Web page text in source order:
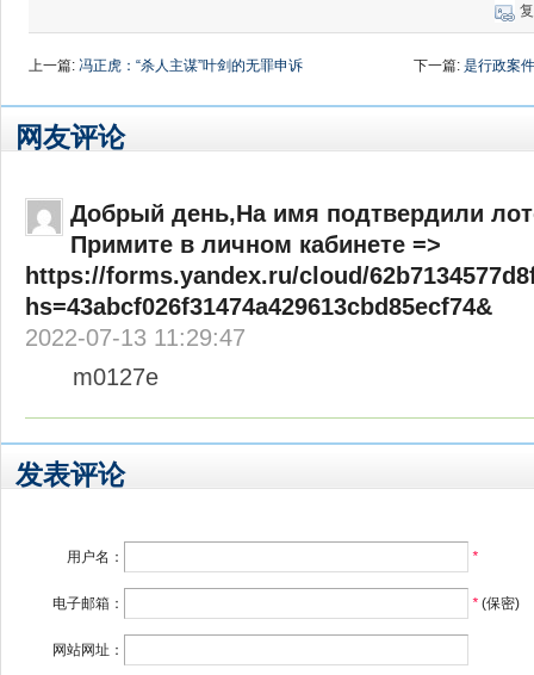
上一篇: 冯正虎：“杀人主谋”叶剑的无罪申诉 下一篇: 是行政案
网友评论
Добрый день,На имя подтвердили
Примите в личном кабинете =>
https://forms.yandex.ru/cloud/
hs=43abcf026f31474a429613cbd85ecf74&
2022-07-13 11:29:47
m0127e
发表评论
用户名： *
电子邮箱： *(保密)
网站网址：